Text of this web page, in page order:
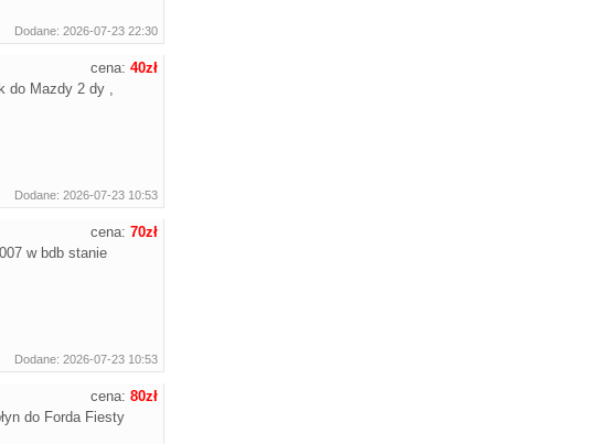
Dodane: 2026-07-23 22:30
do Mazdy 2 dy ,
cena: 40zł
Dodane: 2026-07-23 10:53
w bdb stanie
cena: 70zł
Dodane: 2026-07-23 10:53
do Forda Fiesty
cena: 80zł